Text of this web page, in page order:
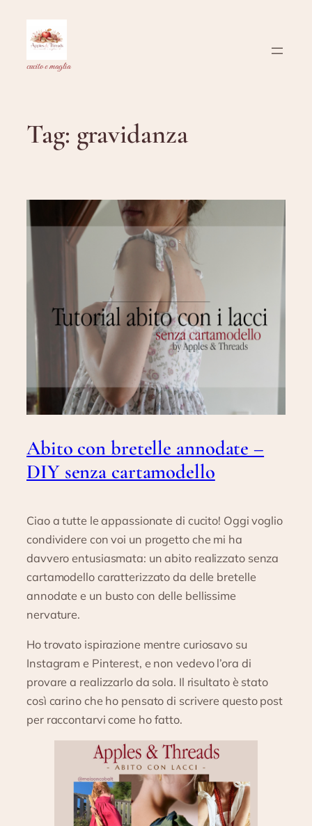
contenuto
cucito e maglia
Tag: gravidanza
Abito con bretelle annodate –
DIY senza cartamodello
Ciao a tutte le appassionate di cucito! Oggi voglio
condividere con voi un progetto che mi ha
davvero entusiasmata: un abito realizzato senza
cartamodello caratterizzato da delle bretelle
annodate e un busto con delle bellissime
nervature.
Ho trovato ispirazione mentre curiosavo su
Instagram e Pinterest, e non vedevo l’ora di
provare a realizzarlo da sola. Il risultato è stato
così carino che ho pensato di scrivere questo post
per raccontarvi come ho fatto.